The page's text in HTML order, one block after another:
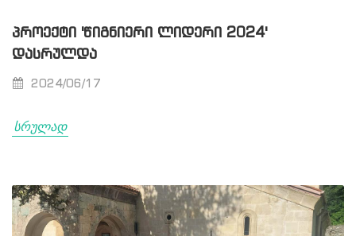
ᲞᲠᲝᲔᲥᲢᲘ 'ᲬᲘᲒᲜᲘᲔᲠᲘ ᲚᲘᲓᲔᲠᲘ 2024'
ᲓᲐᲡᲠᲣᲚᲓᲐ
2024/06/17
სრულად